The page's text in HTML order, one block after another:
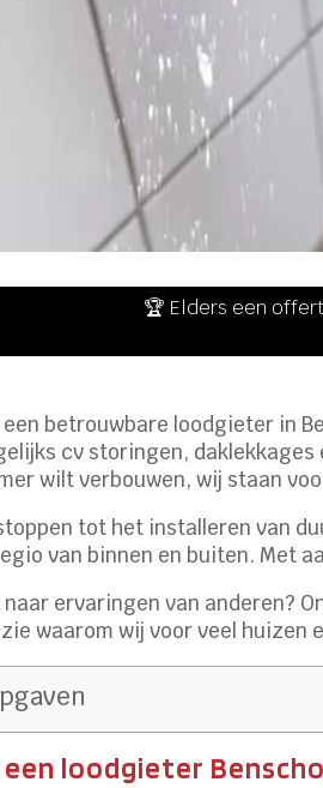
🏆 Elders een
een betrouwbare loodgieter in
cv storingen,
wilt verbouwen, wij staan
tot het installeren van
van binnen en buiten. Met
ervaringen van anderen?
waarom wij voor veel huizen
loodgieter